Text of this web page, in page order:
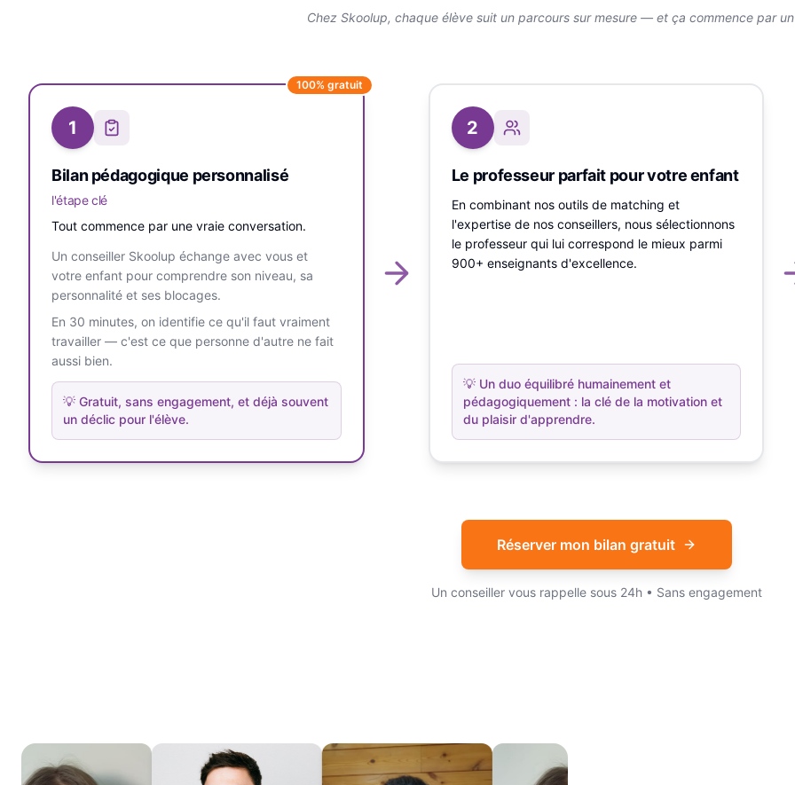
Chez Skoolup, chaque élève suit un parcours sur mesure — et ça commence par
100% gratuit
1
Bilan pédagogique personnalisé
l'étape clé
Tout commence par une vraie conversation.
Un conseiller Skoolup échange avec vous et
votre enfant pour comprendre son niveau, sa
personnalité et ses blocages.
En 30 minutes, on identifie ce qu'il faut vraiment
travailler — c'est ce que personne d'autre ne fait
aussi bien.
💡 Gratuit, sans engagement, et déjà souvent
un déclic pour l'élève.
2
Le professeur parfait pour votre enfant
En combinant nos outils de matching et
l'expertise de nos conseillers, nous sélectionnons
le professeur qui lui correspond le mieux parmi
900+ enseignants d'excellence.
💡 Un duo équilibré humainement et
pédagogiquement : la clé de la motivation et
du plaisir d'apprendre.
Réserver mon bilan gratuit
Un conseiller vous rappelle sous 24h • Sans engagement